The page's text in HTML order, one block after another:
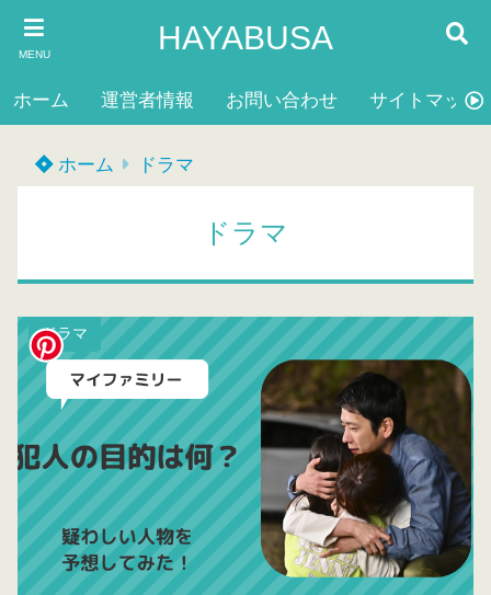
MENU HAYABUSA
ホーム 運営者情報 お問い合わせ サイトマップ
ホーム ドラマ
ドラマ
ドラマ